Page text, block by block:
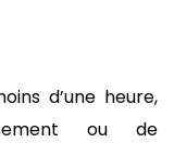
d’une heure,
ou de